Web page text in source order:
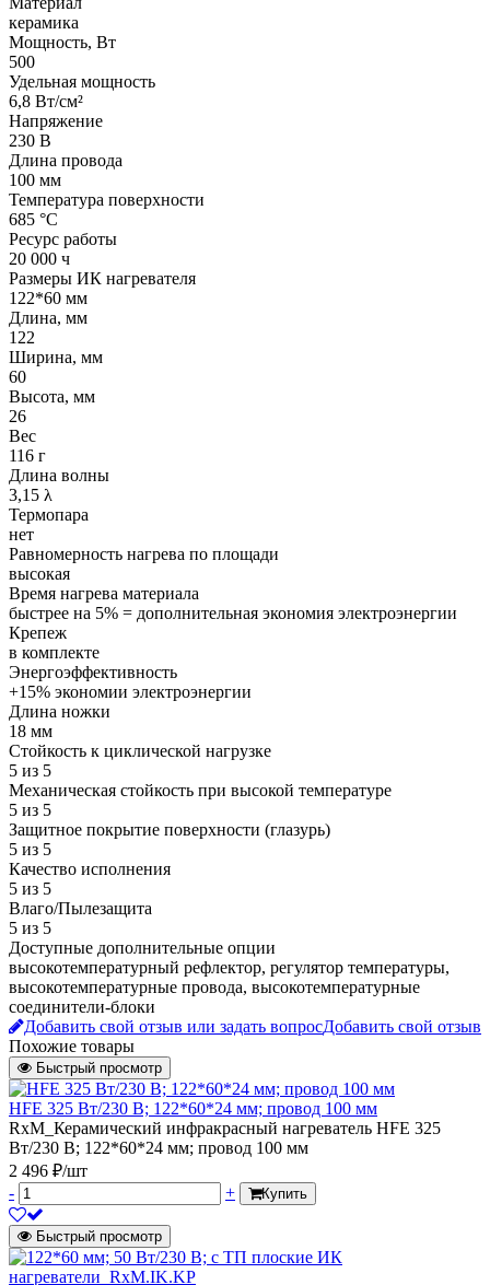
керамика
Мощность, Вт
500
Удельная мощность
6,8 Вт/см²
Напряжение
230 В
Длина провода
100 мм
Температура поверхности
685 °С
Ресурс работы
20 000 ч
Размеры ИК нагревателя
122*60 мм
Длина, мм
122
Ширина, мм
60
Высота, мм
26
Вес
116 г
Длина волны
3,15 λ
Термопара
нет
Равномерность нагрева по площади
высокая
Время нагрева материала
быстрее на 5% = дополнительная экономия электроэнергии
Крепеж
в комплекте
Энергоэффективность
+15% экономии электроэнергии
Длина ножки
18 мм
Стойкость к циклической нагрузке
5 из 5
Механическая стойкость при высокой температуре
5 из 5
Защитное покрытие поверхности (глазурь)
5 из 5
Качество исполнения
5 из 5
Влаго/Пылезащита
5 из 5
Доступные дополнительные опции
высокотемпературный рефлектор, регулятор температуры,
высокотемпературные провода, высокотемпературные
соединители-блоки
Добавить свой отзыв или задать вопросДобавить свой отзыв
Похожие товары
Быстрый просмотр
HFE 325 Вт/230 В; 122*60*24 мм; провод 100 мм
RxM_Керамический инфракрасный нагреватель HFE 325
Вт/230 В; 122*60*24 мм; провод 100 мм
2 496 ₽/шт
-
+ Купить
Быстрый просмотр